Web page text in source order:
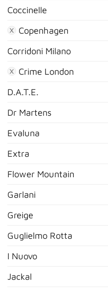
Coccinelle
Copenhagen
Corridoni Milano
Crime London
D.A.T.E.
Dr Martens
Evaluna
Extra
Flower Mountain
Garlani
Greige
Guglielmo Rotta
I Nuovo
Jackal